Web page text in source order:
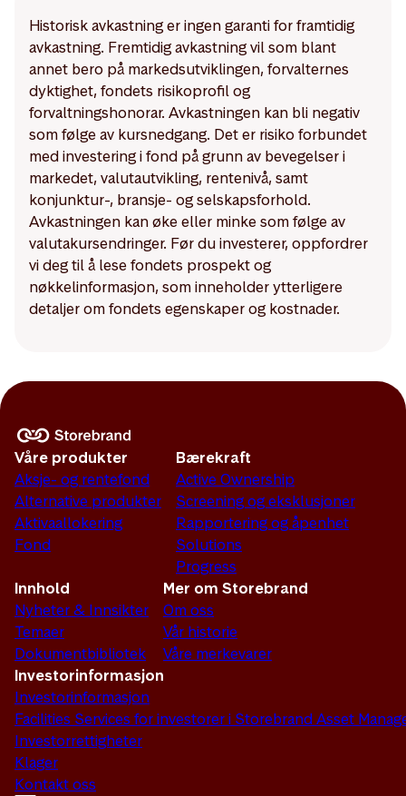
Historisk avkastning er ingen garanti for framtidig
avkastning. Fremtidig avkastning vil som blant
annet bero på markedsutviklingen, forvalternes
dyktighet, fondets risikoprofil og
forvaltningshonorar. Avkastningen kan bli negativ
som følge av kursnedgang. Det er risiko forbundet
med investering i fond på grunn av bevegelser i
markedet, valutautvikling, rentenivå, samt
konjunktur-, bransje- og selskapsforhold.
Avkastningen kan øke eller minke som følge av
valutakursendringer. Før du investerer, oppfordrer
vi deg til å lese fondets prospekt og
nøkkelinformasjon, som inneholder ytterligere
detaljer om fondets egenskaper og kostnader.
Våre produkter
Aksje- og rentefond
Alternative produkter
Aktivaallokering
Fond
Bærekraft
Active Ownership
Screening og eksklusjoner
Rapportering og åpenhet
Solutions
Progress
Innhold
Nyheter & Innsikter
Temaer
Dokumentbibliotek
Mer om Storebrand
Om oss
Vår historie
Våre merkevarer
Investorinformasjon
Investorinformasjon
Facilities Services for investorer i Storebrand Asset
Investorrettigheter
Klager
Kontakt oss